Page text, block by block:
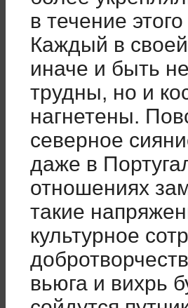
в течение
Каждый в
иначе и быть
трудны, но и
нагнетены.
северное
даже в
отношениях
такие
культурное
вьюга и вихрь